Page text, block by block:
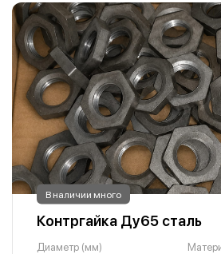
В наличии много
Контргайка Ду65 сталь
Диаметр (мм)